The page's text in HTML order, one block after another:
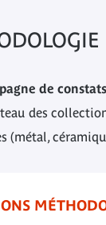
de constats
des
(métal,